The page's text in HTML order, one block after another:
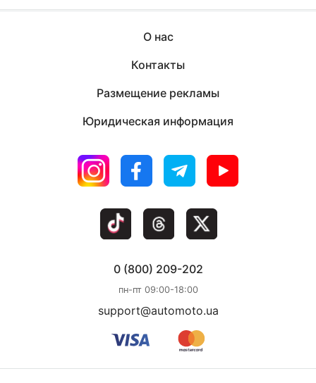
О нас
Контакты
Размещение рекламы
Юридическая информация
0 (800) 209-202
пн-пт 09:00-18:00
support@automoto.ua